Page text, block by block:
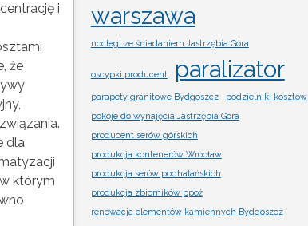
i
że
dla
którym
warszawa
noclegi ze śniadaniem Jastrzębia Góra
oscypki producent paralizator
parapety granitowe Bydgoszcz
podzielniki kosztów
pokoje do wynajęcia Jastrzębia Góra
producent serów górskich
produkcja kontenerów Wrocław
produkcja serów podhalańskich
produkcja zbiorników ppoż
renowacja elementów kamiennych Bydgoszcz